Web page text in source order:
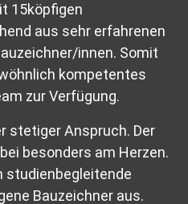
15köpfigen
aus sehr erfahrenen
innen. Somit
kompetentes
zur Verfügung.
stetiger Anspruch. Der
besonders am Herzen.
studienbegleitende
Bauzeichner aus.